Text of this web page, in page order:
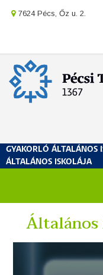
location
7624 Pécs, Őz u. 2.
GYAKORLÓ ÁLTALÁNOS
ÁLTALÁNOS ISKOLÁJA
Általános